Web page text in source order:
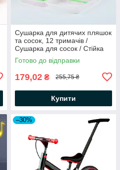
Сушарка для дитячих пляшок
та сосок, 12 тримачів /
Сушарка для сосок / Стійка
для сушіння дитячих пляшок
Готово до відправки
179,02 ₴ 255,75 ₴
Купити
–30%